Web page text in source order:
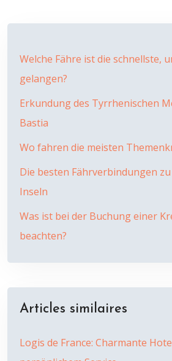
Welche Fähre ist die schnellste,
gelangen?
Erkundung des Tyrrhenischen
Bastia
Wo fahren die meisten
Die besten Fährverbindungen
Inseln
Was ist bei der Buchung einer
beachten?
Articles similaires
Logis de France: Charmante